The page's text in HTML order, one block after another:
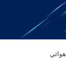
هوائي